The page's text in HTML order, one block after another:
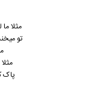
مثلا
تو
پاک